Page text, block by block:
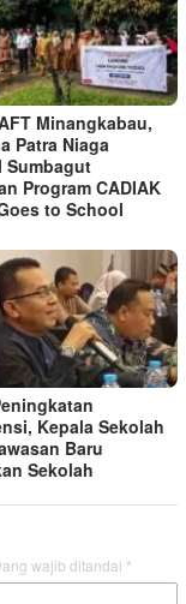
Minangkabau,
Patra Niaga
Sumbagut
Program CADIAK
to School
Kepala Sekolah
Baru
Sekolah
wajib ditandai *